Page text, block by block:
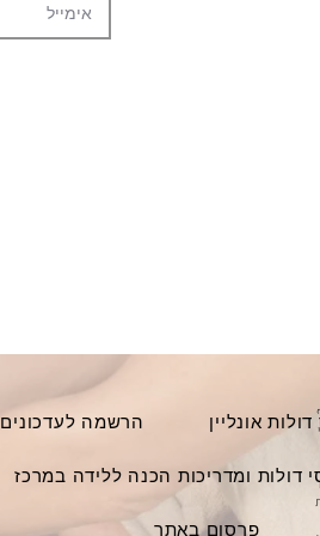
הרשמה לעדכונים אונליין
דולות ומדריכות הכנה ללידה במרכז
פרסום באתר